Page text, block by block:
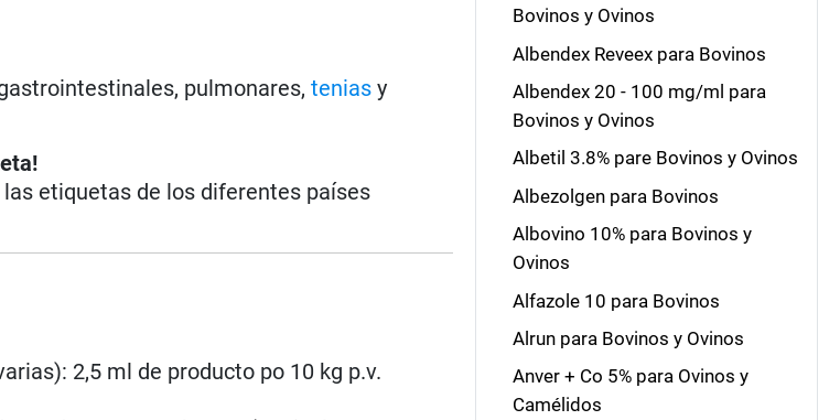
pulmonares,tenias y
etiquetas de los diferentes países
2,5 ml de producto po 10 kg p.v.
Bovinos y Ovinos
Albendex Reveex para Bovinos
Albendex 20 - 100 mg/ml para
Bovinos y Ovinos
Albetil 3.8% pare Bovinos y Ovinos
Albezolgen para Bovinos
Albovino 10% para Bovinos y
Ovinos
Alfazole 10 para Bovinos
Alrun para Bovinos y Ovinos
Anver + Co 5% para Ovinos y
Camélidos